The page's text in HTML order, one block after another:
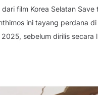
film Korea Selatan Save
ini tayang perdana
sebelum dirilis secara